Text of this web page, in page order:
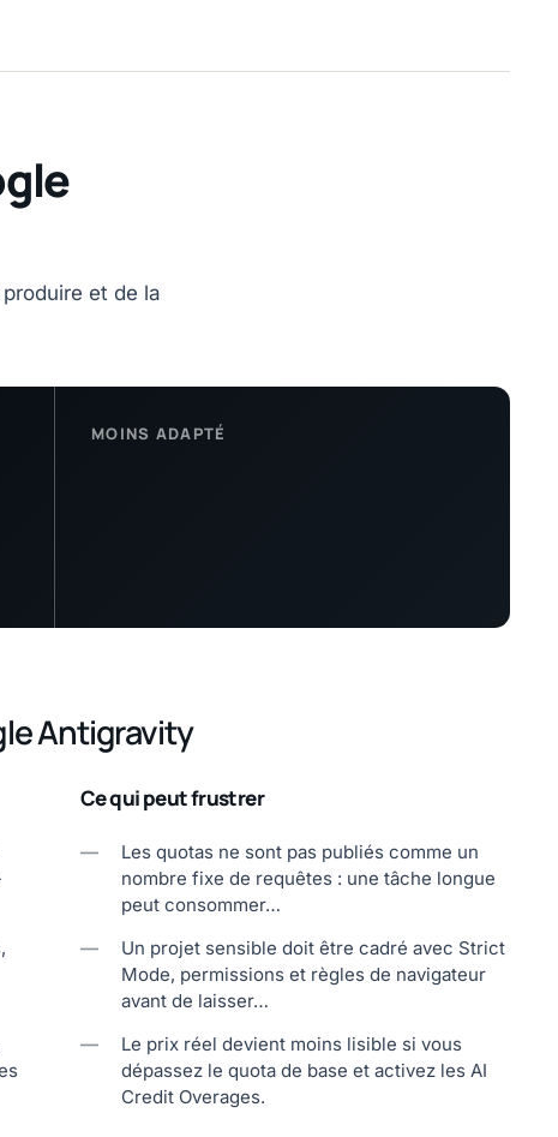
et de la
MOINS ADAPTÉ
Antigravity
Ce qui peut frustrer
—
Les quotas ne sont pas publiés comme un
nombre fixe de requêtes : une tâche longue
peut consommer…
—
Un projet sensible doit être cadré avec Strict
Mode, permissions et règles de navigateur
avant de laisser…
—
Le prix réel devient moins lisible si vous
dépassez le quota de base et activez les AI
Credit Overages.